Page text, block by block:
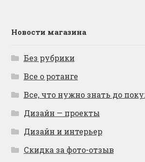
Новости магазина
Без рубрики
Все о ротанге
Все, что нужно знать до
Дизайн — проекты
Дизайн и интерьер
Скидка за фото-отзыв